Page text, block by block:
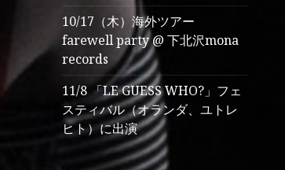
10/17（木）海外ツアー
farewell party @ 下北沢mona
records
11/8 「LE GUESS WHO?」フェ
スティバル（オランダ、ユトレ
ヒト）に出演